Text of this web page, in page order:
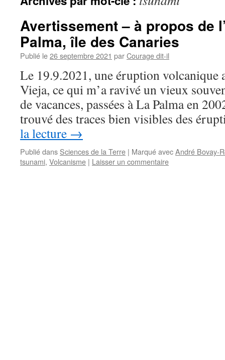
Avertissement – à propos de
Palma, île des Canaries
Publié le26 septembre 2021 parCourage dit-il
Le 19.9.2021, une éruption volcanique
Vieja, ce qui m’a ravivé un vieux
de vacances, passées à La Palma en
trouvé des traces bien visibles des
la lecture →
Publié dans Sciences de la Terre | Marqué avecAndré Bovay-
tsunami, Volcanisme | Laisser un commentaire